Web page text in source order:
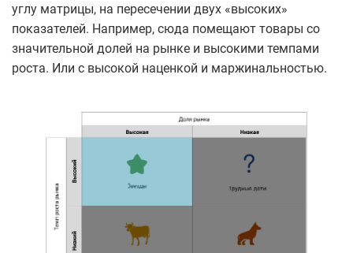
углу матрицы, на пересечении двух «высоких»
показателей. Например, сюда помещают товары со
значительной долей на рынке и высокими темпами
роста. Или с высокой наценкой и маржинальностью.